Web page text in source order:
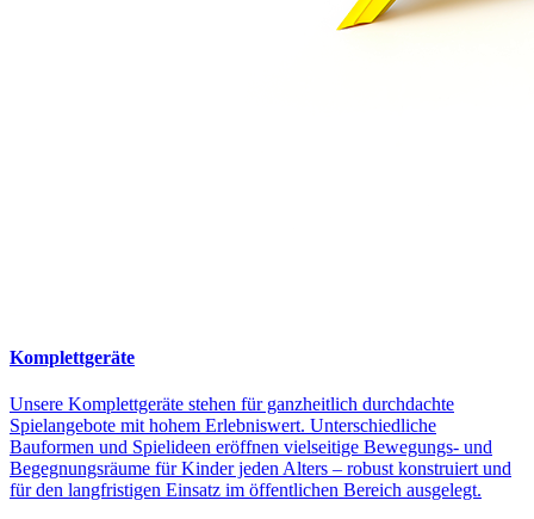
Komplettgeräte
Unsere Komplettgeräte stehen für ganzheitlich durchdachte
Spielangebote mit hohem Erlebniswert. Unterschiedliche
Bauformen und Spielideen eröffnen vielseitige Bewegungs- und
Begegnungsräume für Kinder jeden Alters – robust konstruiert und
für den langfristigen Einsatz im öffentlichen Bereich ausgelegt.